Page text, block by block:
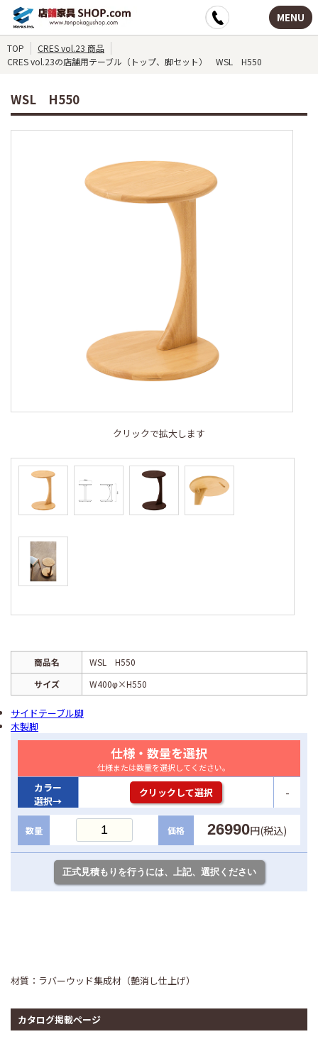
MENU
TOP
CRES vol.23 商品
CRES vol.23の店舗用テーブル（トップ、脚セット） WSL H550
WSL H550
クリックで拡大します
商品名
WSL H550
サイズ
W400φ×H550
サイドテーブル脚
木製脚
仕様・数量を選択
仕様または数量を選択してください。
カラー
選択→
クリックして選択 -
数量 価格 26990円(税込)
材質：ラバーウッド集成材（艶消し仕上げ）
カタログ掲載ページ